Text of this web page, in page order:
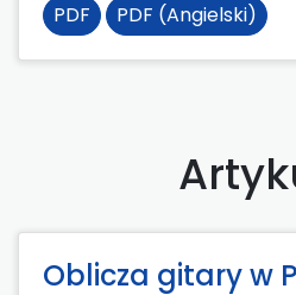
PDF
PDF (Angielski)
Oblicza gitary w